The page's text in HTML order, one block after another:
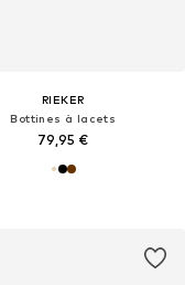
RIEKER
Bottines à lacets
79,95 €